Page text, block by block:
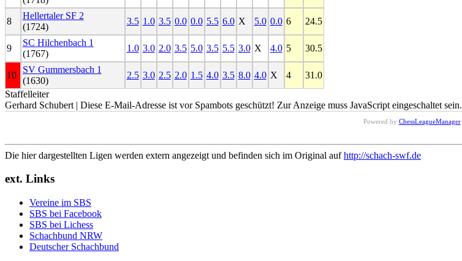
8
Hellertaler SF 2
(1724)
3.5 1.0 3.5 0.0 0.0 5.5 6.0 X 5.0 0.0 6 24.5
9
SC Hilchenbach 1
(1767)
1.0 3.0 2.0 3.5 5.0 3.5 5.5 3.0 X 4.0 5 30.5
10
SV Gummersbach 1
(1630)
2.5 3.0 2.5 2.0 1.5 4.0 3.5 8.0 4.0 X 4
31.0
Staffelleiter
Gerhard Schubert | Diese E-Mail-Adresse ist vor Spambots geschützt! Zur Anzeige muss JavaScript eingeschaltet sein.
Powered by ChessLeagueManager
Die hier dargestellten Ligen werden extern angezeigt und befinden sich im Original aufhttp://schach-swf.de
ext. Links
Vereine im SBS
SBS bei Facebook
SBS bei Lichess
Schachbund NRW
Deutscher Schachbund